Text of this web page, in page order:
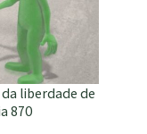
liberdade de
870